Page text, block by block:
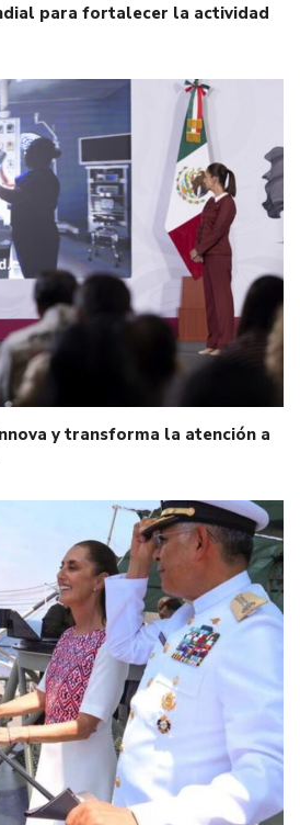
para fortalecer la actividad
y transforma la atención a